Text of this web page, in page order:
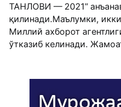
ТАНЛОВИ — 2021”
қилинади.Маълумки,
Миллий ахборот
ўтказиб келинади.